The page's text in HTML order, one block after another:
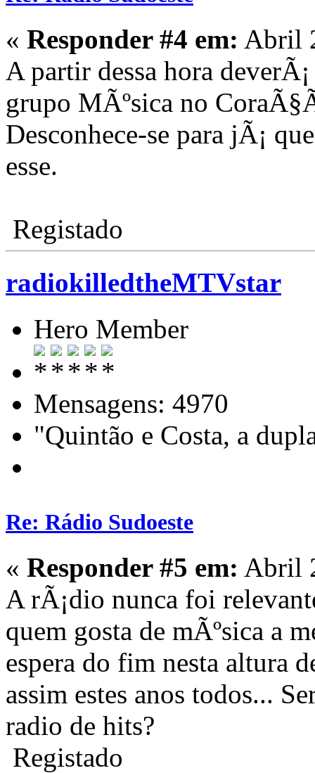
« Responder #4 em: Abril
A partir dessa hora
grupo MÃºsica no
Desconhece-se para jÃ¡
esse.
Registado
radiokilledtheMTVstar
Hero Member
Mensagens: 4970
"Quintão e Costa, a
Re: Rádio Sudoeste
« Responder #5 em: Abril
A rÃ¡dio nunca foi
quem gosta de mÃºsica a
espera do fim nesta altura
assim estes anos todos...
radio de hits?
Registado